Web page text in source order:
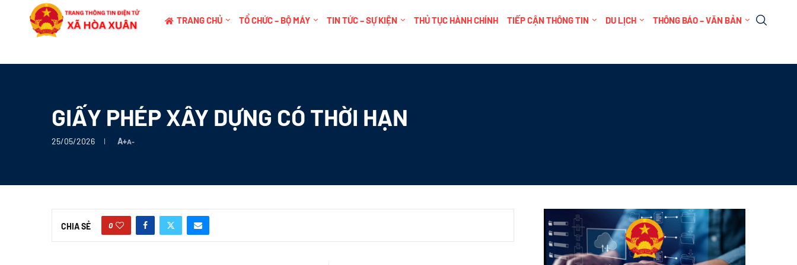
TRANG CHỦ TỔ CHỨC – BỘ MÁY TIN TỨC – SỰ KIỆN THỦ TỤC HÀNH CHÍNH TIẾP CẬN THÔNG TIN DU LỊCH THÔNG BÁO – VĂN BẢN
GIẤY PHÉP XÂY DỰNG CÓ THỜI HẠN
25/05/2026 A+A-
CHIA SẺ 0